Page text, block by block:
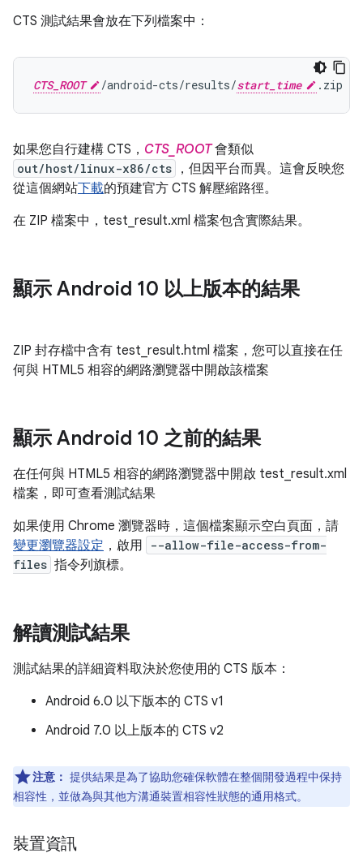
CTS 測試結果會放在下列檔案中：
CTS_ROOT /android-cts/results/start_time
如果您自行建構 CTS， CTS_ROOT會類似
out/host/linux-x86/cts
，但因平台而異。這會反映您
從這個網站下載的預建官方 CTS 解壓縮路徑。
在 ZIP 檔案中，test_result.xml 檔案包含實際結果。
顯示 Android 10 以上版本的結果
ZIP 封存檔中含有 test_result.html 檔案，您可以直接在任
何與 HTML5 相容的網路瀏覽器中開啟該檔案
顯示 Android 10 之前的結果
在任何與 HTML5 相容的網路瀏覽器中開啟 test_result.xml
檔案，即可查看測試結果
如果使用 Chrome 瀏覽器時，這個檔案顯示空白頁面，請
變更瀏覽器設定 ，啟用
--allow-file-access-from-
files 指令列旗標。
解讀測試結果
測試結果的詳細資料取決於您使用的 CTS 版本：
Android 6.0 以下版本的 CTS v1
Android 7.0 以上版本的 CTS v2
注意： 提供結果是為了協助您確保軟體在整個開發過程中保持
相容性，並做為與其他方溝通裝置相容性狀態的通用格式。
裝置資訊